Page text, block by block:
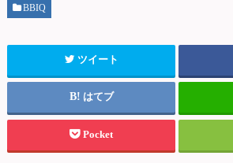
BBIQ
ツイート
はてブ
Pocket